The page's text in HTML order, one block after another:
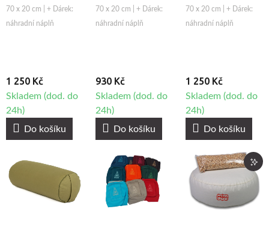
potahem - šedá
70 x 20 cm | + Dárek:
náhradní náplň
1 250 Kč
Skladem (dod. do
24h)
Do košíku
70 x 20 cm | + Dárek:
náhradní náplň
930 Kč
Skladem (dod. do
24h)
Do košíku
potahem -
tyrkysová
70 x 20 cm | + Dárek:
náhradní náplň
1 250 Kč
Skladem (dod. do
24h)
Do košíku